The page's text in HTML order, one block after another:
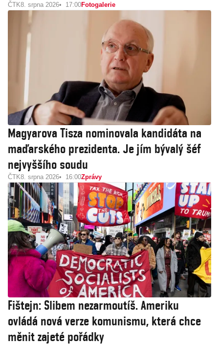
ČTK8. srpna 2026 17:00Fotogalerie
Magyarova Tisza nominovala kandidáta na
maďarského prezidenta. Je jím bývalý šéf
nejvyššího soudu
ČTK8. srpna 2026 16:00Zprávy
Fištejn: Slibem nezarmoutíš. Ameriku
ovládá nová verze komunismu, která chce
měnit zajeté pořádky